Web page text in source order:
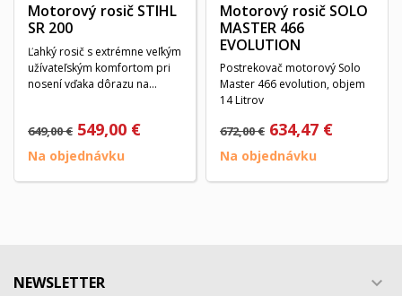
Motorový rosič STIHL
SR 200
Ľahký rosič s extrémne veľkým
užívateľským komfortom pri
nosení vďaka dôrazu na
649,00 € 549,00 €
Na objednávku
Motorový rosič SOLO
MASTER 466
EVOLUTION
Postrekovač motorový Solo
Master 466 evolution, objem
14 Litrov
672,00 € 634,47 €
Na objednávku
NEWSLETTER 